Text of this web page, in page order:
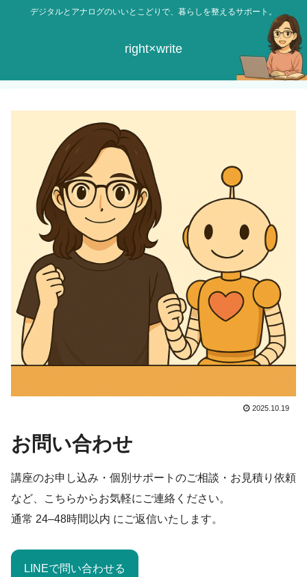
デジタルとアナログのいいとこどりで、暮らしを整えるサポート。
right×write
2025.10.19
お問い合わせ
講座のお申し込み・個別サポートのご相談・お見積り依頼
など、こちらからお気軽にご連絡ください。
通常 24–48時間以内 にご返信いたします。
LINEで問い合わせる